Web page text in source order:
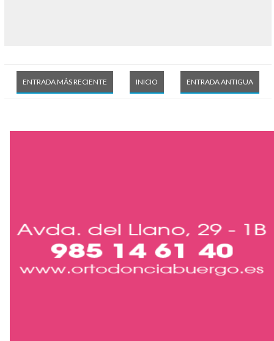
ENTRADA MÁS RECIENTE ENTRADA ANTIGUA
INICIO